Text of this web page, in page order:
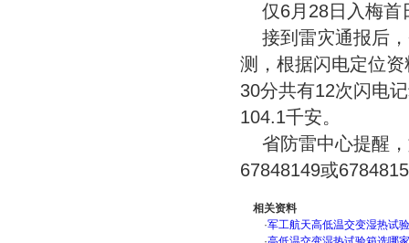
仅6月28日入梅首
接到雷灾通报后
测，根据闪电定位
30分共有12次闪电
104.1千安。
省防雷中心提醒
67848149或
相关资料
·军工航天高低温交变湿热试